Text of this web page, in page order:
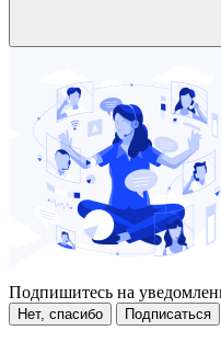
Подпишитесь на
Нет, спасибо Подписаться